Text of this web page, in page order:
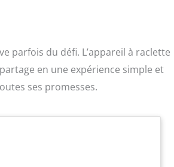
parfois du défi. L’appareil à raclette
en une expérience simple et
ses promesses.